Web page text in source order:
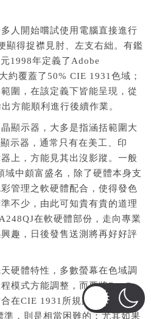
人開始嚐試使用電腦直接進行
顯得捉襟見肘、左支右絀。有鑑
1998年定義了Adobe
約覆蓋了50% CIE 1931色域；
圍，在該定義下皆能呈現，從
方能順利進行後續作業。
顯示器，大多是指涵括範圍大
示器，通常只有在美工、印
上，方能見其出沒影蹤。一般
域中頗富盛名，除了硬體本身支
管理之軟硬體配合，使得發色
不少，由此可知貴有貴的道理
在軟硬體部份，走向專業
趣，日後發售送測將再好好評
硬體特性，多數螢幕在色域調
模式方能調整，而要將R、G、
在CIE 1931所規劃的六個點
準，則是相當困難的；尤其如果